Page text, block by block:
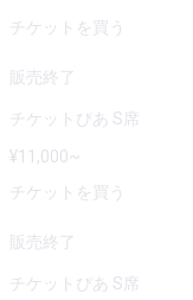
チケットを買う
販売終了
チケットぴあ S席
¥11,000~
チケットを買う
販売終了
チケットぴあ S席